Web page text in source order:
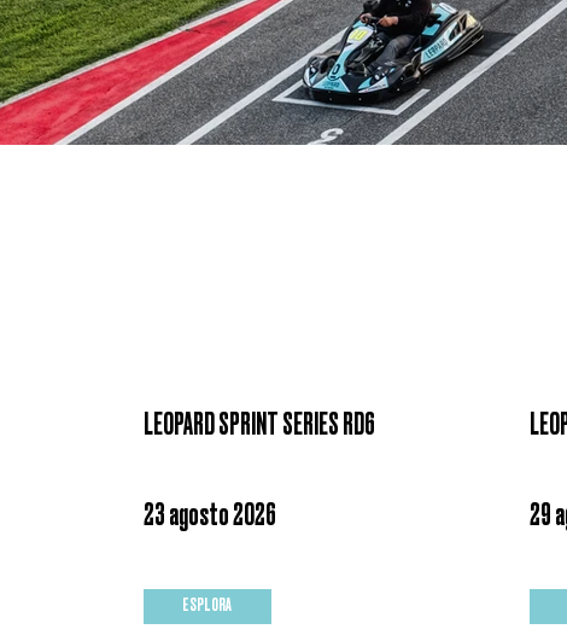
LEOPARD SPRINT SERIES RD6
23 agosto 2026
ESPLORA
29